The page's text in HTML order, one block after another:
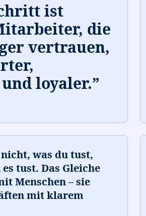
ist
die
vertrauen,
loyaler.”
was du tust,
tust. Das Gleiche
Menschen – sie
mit klarem